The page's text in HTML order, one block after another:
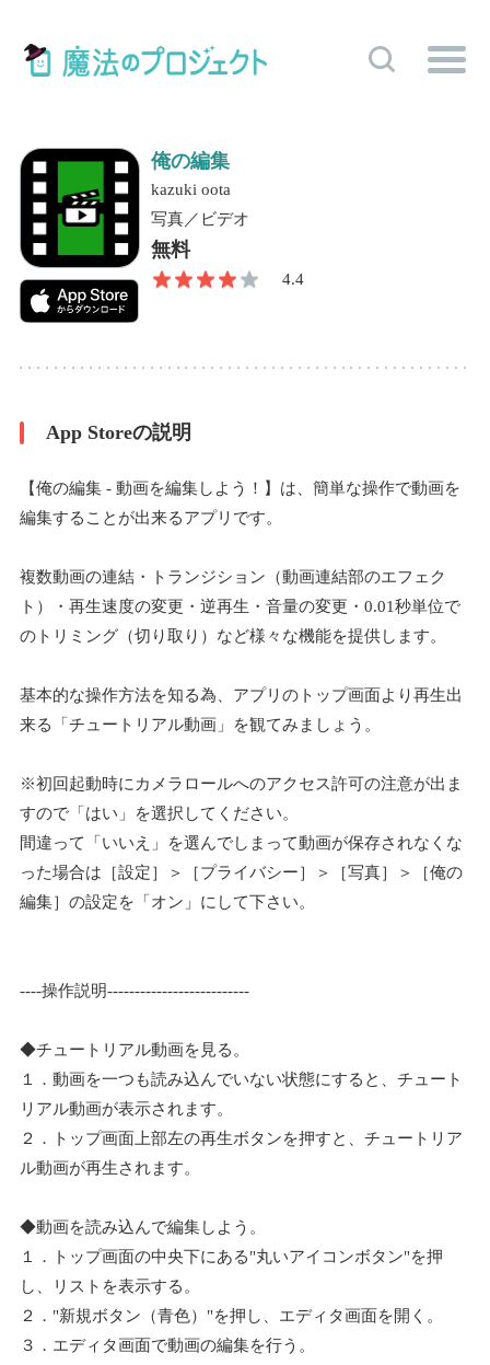
俺の編集
kazuki oota
写真／ビデオ
無料
4.4
App Storeの説明
【俺の編集 - 動画を編集しよう！】は、簡単な操作で動画を
編集することが出来るアプリです。
複数動画の連結・トランジション（動画連結部のエフェク
ト）・再生速度の変更・逆再生・音量の変更・0.01秒単位で
のトリミング（切り取り）など様々な機能を提供します。
基本的な操作方法を知る為、アプリのトップ画面より再生出
来る「チュートリアル動画」を観てみましょう。
※初回起動時にカメラロールへのアクセス許可の注意が出ま
すので「はい」を選択してください。
間違って「いいえ」を選んでしまって動画が保存されなくな
った場合は［設定］＞［プライバシー］＞［写真］＞［俺の
編集］の設定を「オン」にして下さい。
----操作説明--------------------------
◆チュートリアル動画を見る。
１．動画を一つも読み込んでいない状態にすると、チュート
リアル動画が表示されます。
２．トップ画面上部左の再生ボタンを押すと、チュートリア
ル動画が再生されます。
◆動画を読み込んで編集しよう。
１．トップ画面の中央下にある"丸いアイコンボタン"を押
し、リストを表示する。
２．"新規ボタン（青色）"を押し、エディタ画面を開く。
３．エディタ画面で動画の編集を行う。